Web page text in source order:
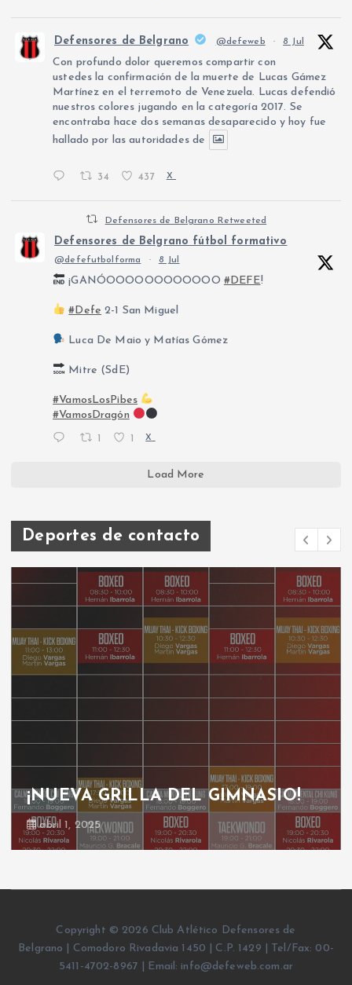
Defensores de Belgrano @defeweb · 8 Jul
Con profundo dolor queremos compartir con
ustedes la confirmación de la muerte de Lucas Gámez
Martínez en el terremoto de Venezuela. Lucas defendió
nuestros colores jugando en la categoría 2017. Se
encontraba hace dos semanas desaparecido y hoy fue
hallado por las autoridades de
34 437 X
Defensores de Belgrano Retweeted
Defensores de Belgrano fútbol formativo
@defefutbolforma · 8 Jul
¡GANÓOOOOOOOOOOOO #DEFE!
#Defe 2-1 San Miguel
Luca De Maio y Matías Gómez
Mitre (SdE)
#VamosLosPibes
#VamosDragón
X
Load More
Deportes de contacto
¡NUEVA GRILLA DEL GIMNASIO!
abril 1, 2025
Copyright © 2026 Club Atlético Defensores de
Belgrano | Comodoro Rivadavia 1450 | C.P. 1429 | Tel/Fax: 00-
5411-4702-8967 | Email: info@defeweb.com.ar